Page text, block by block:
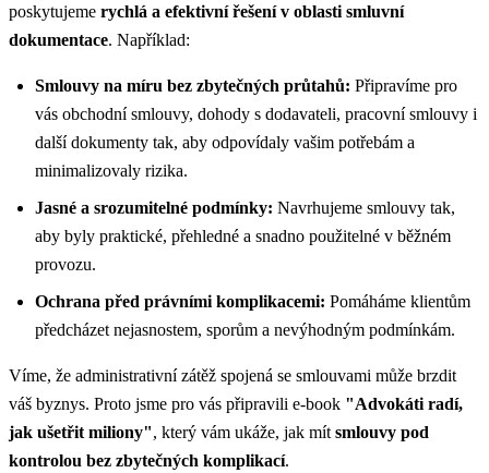
poskytujeme rychlá a efektivní řešení v oblasti smluvní
dokumentace. Například:
Smlouvy na míru bez zbytečných průtahů: Připravíme pro
vás obchodní smlouvy, dohody s dodavateli, pracovní smlouvy i
další dokumenty tak, aby odpovídaly vašim potřebám a
minimalizovaly rizika.
Jasné a srozumitelné podmínky: Navrhujeme smlouvy tak,
aby byly praktické, přehledné a snadno použitelné v běžném
provozu.
Ochrana před právními komplikacemi: Pomáháme klientům
předcházet nejasnostem, sporům a nevýhodným podmínkám.
Víme, že administrativní zátěž spojená se smlouvami může brzdit
váš byznys. Proto jsme pro vás připravili e-book "Advokáti radí,
jak ušetřit miliony", který vám ukáže, jak mít smlouvy pod
kontrolou bez zbytečných komplikací.